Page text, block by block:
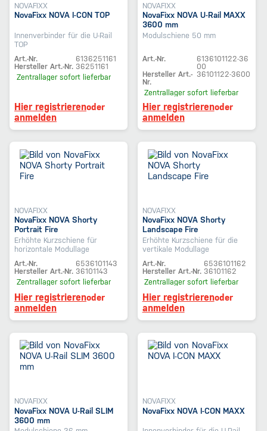
NOVAFIXX
NovaFixx NOVA I-CON TOP
Innenverbinder für die U-Rail
TOP
Art.-Nr.
6136251161
Hersteller Art.-Nr. 36251161
Zentrallager sofort lieferbar
Hier registrierenoder
anmelden
NOVAFIXX
NovaFixx NOVA U-Rail MAXX
3600 mm
Modulschiene 50 mm
Art.-Nr.
6136101122-36
00
Hersteller Art.-
Nr.
36101122-3600
Zentrallager sofort lieferbar
Hier registrierenoder
anmelden
NOVAFIXX
NovaFixx NOVA Shorty
Portrait Fire
Erhöhte Kurzschiene für
horizontale Modullage
Art.-Nr.
6536101143
Hersteller Art.-Nr. 36101143
Zentrallager sofort lieferbar
Hier registrierenoder
anmelden
NOVAFIXX
NovaFixx NOVA Shorty
Landscape Fire
Erhöhte Kurzschiene für die
vertikale Modullage
Art.-Nr.
6536101162
Hersteller Art.-Nr. 36101162
Zentrallager sofort lieferbar
Hier registrierenoder
anmelden
NOVAFIXX
NovaFixx NOVA U-Rail SLIM
3600 mm
NOVAFIXX
NovaFixx NOVA I-CON MAXX